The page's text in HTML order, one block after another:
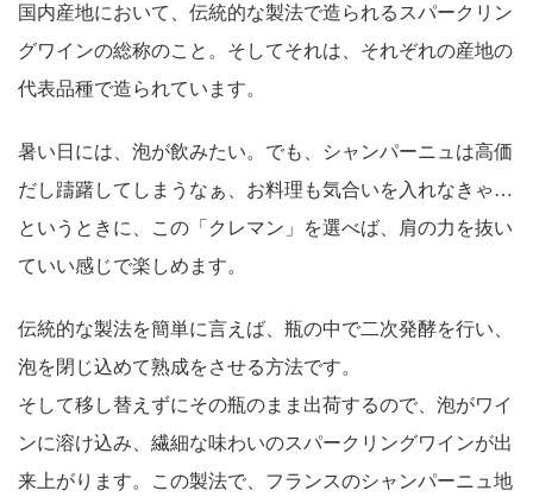
国内産地において、伝統的な製法で造られるスパークリン
グワインの総称のこと。そしてそれは、それぞれの産地の
代表品種で造られています。
暑い日には、泡が飲みたい。でも、シャンパーニュは高価
だし躊躇してしまうなぁ、お料理も気合いを入れなきゃ…
というときに、この「クレマン」を選べば、肩の力を抜い
ていい感じで楽しめます。
伝統的な製法を簡単に言えば、瓶の中で二次発酵を行い、
泡を閉じ込めて熟成をさせる方法です。
そして移し替えずにその瓶のまま出荷するので、泡がワイ
ンに溶け込み、繊細な味わいのスパークリングワインが出
来上がります。この製法で、フランスのシャンパーニュ地